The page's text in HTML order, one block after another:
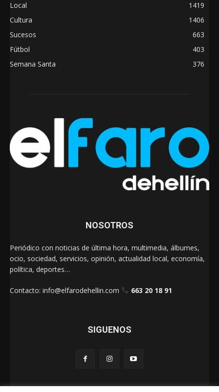
Local
1419
Cultura
1406
Sucesos
663
Fútbol
403
Semana Santa
376
NOSOTROS
Periódico con noticias de última hora, multimedia, álbumes,
ocio, sociedad, servicios, opinión, actualidad local, economía,
política, deportes…
Contacto: info@elfarodehellin.com 663 20 18 91
SIGUENOS